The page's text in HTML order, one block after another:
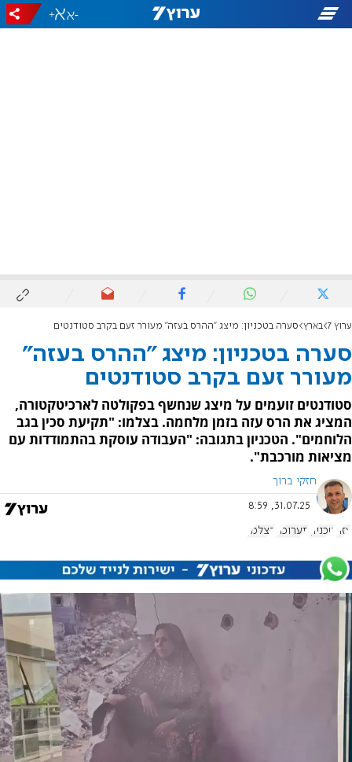
-
+
ערוץ 7 בארץ סערה בטכניון: מיצג "ההרס בעזה" מעורר זעם בקרב סטודנטים
סערה בטכניון: מיצג "ההרס בעזה"
מעורר זעם בקרב סטודנטים
סטודנטים זועמים על מיצג שנחשף בפקולטה לארכיטקטורה,
המציג את הרס עזה בזמן מלחמה. בצלמו: "תקיעת סכין בגב
הלוחמים". הטכניון בתגובה: "העבודה עוסקת בהתמודדות עם
מציאות מורכבת".
חזקי ברוך
31.07.25, 8:59
עזה טכניון תערוכה בצלמו